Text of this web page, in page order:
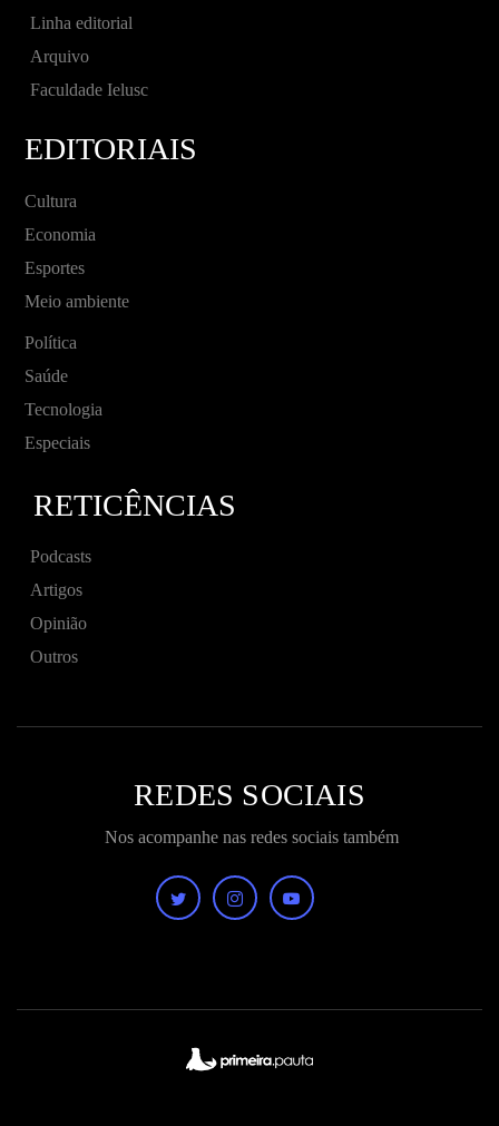
Linha editorial
Arquivo
Faculdade Ielusc
EDITORIAIS
Cultura
Economia
Esportes
Meio ambiente
Política
Saúde
Tecnologia
Especiais
RETICÊNCIAS
Podcasts
Artigos
Opinião
Outros
REDES SOCIAIS
Nos acompanhe nas redes sociais também